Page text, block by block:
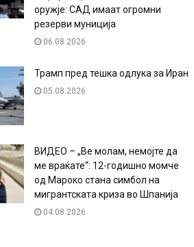
оружје: САД имаат огромни
резерви муниција
06.08.2026
Трамп пред тешка одлука за Иран
05.08.2026
ВИДЕО – „Ве молам, немојте да
ме враќате“: 12-годишно момче
од Мароко стана симбол на
мигрантската криза во Шпанија
04.08.2026